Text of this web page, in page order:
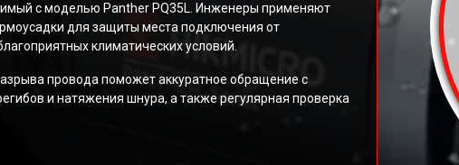
с моделью Panther PQ35L. Инженеры применяют
для защиты места подключения от
климатических условий.
провода поможет аккуратное обращение с
и натяжения шнура, а также регулярная проверка